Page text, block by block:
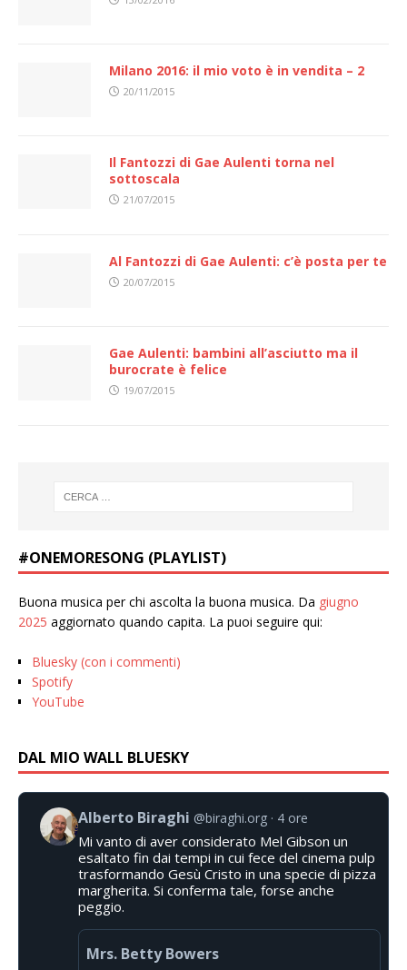
Milano 2016: il mio voto è in vendita – 2
20/11/2015
Il Fantozzi di Gae Aulenti torna nel
sottoscala
21/07/2015
Al Fantozzi di Gae Aulenti: c’è posta per te
20/07/2015
Gae Aulenti: bambini all’asciutto ma il
burocrate è felice
19/07/2015
#ONEMORESONG (PLAYLIST)
Buona musica per chi ascolta la buona musica. Da giugno
2025 aggiornato quando capita. La puoi seguire qui:
Bluesky (con i commenti)
Spotify
YouTube
DAL MIO WALL BLUESKY
Alberto Biraghi @biraghi.org 4 ore
Mi vanto di aver considerato Mel Gibson un
esaltato fin dai tempi in cui fece del cinema pulp
trasformando Gesù Cristo in una specie di pizza
margherita. Si conferma tale, forse anche
peggio.
Mrs. Betty Bowers